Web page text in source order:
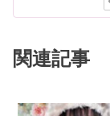
関連記事